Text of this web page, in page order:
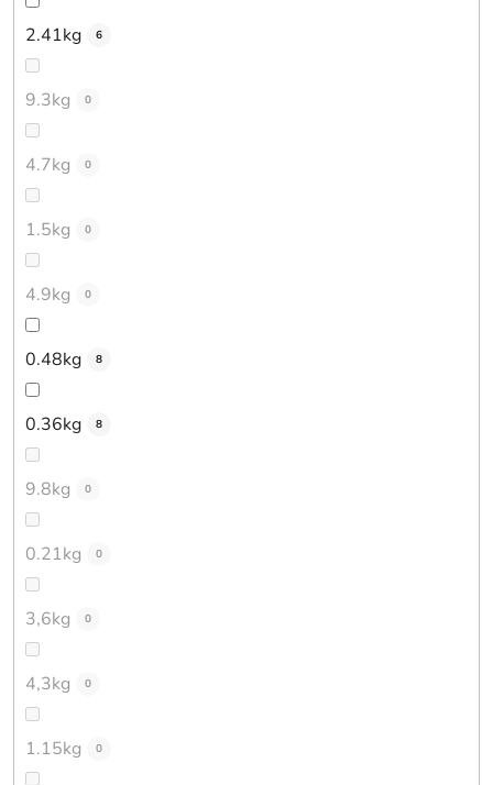
2.41kg 6
9.3kg 0
4.7kg 0
1.5kg 0
4.9kg 0
0.48kg 8
0.36kg 8
9.8kg 0
0.21kg 0
3,6kg 0
4,3kg 0
1.15kg 0